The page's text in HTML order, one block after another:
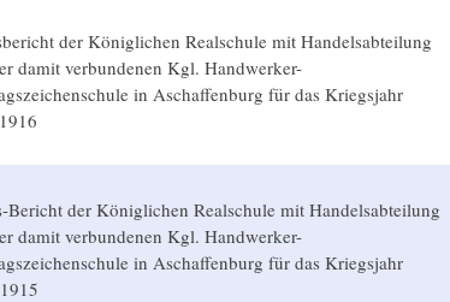
der Königlichen Realschule mit Handelsabteilung
damit verbundenen Kgl. Handwerker-
in Aschaffenburg für das Kriegsjahr
Bericht der Königlichen Realschule mit Handelsabteilung
damit verbundenen Kgl. Handwerker-
in Aschaffenburg für das Kriegsjahr